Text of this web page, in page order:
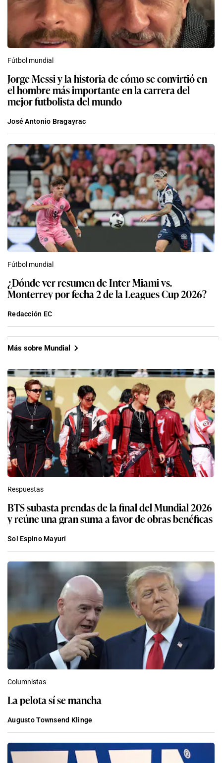
Fútbol mundial
Jorge Messi y la historia de cómo se convirtió en
el hombre más importante en la carrera del
mejor futbolista del mundo
José Antonio Bragayrac
Fútbol mundial
¿Dónde ver resumen de Inter Miami vs.
Monterrey por fecha 2 de la Leagues Cup 2026?
Redacción EC
Más sobre Mundial
Respuestas
BTS subasta prendas de la final del Mundial 2026
y reúne una gran suma a favor de obras benéficas
Sol Espino Mayurí
Columnistas
La pelota sí se mancha
Augusto Townsend Klinge